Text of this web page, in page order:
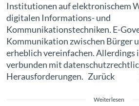
Institutionen auf elektronischem
digitalen Informations- und
Kommunikationstechniken. E-
Kommunikation zwischen Bürger
erheblich vereinfachen. Allerdings
verbunden mit
Herausforderungen. Zurück
Weiterlesen